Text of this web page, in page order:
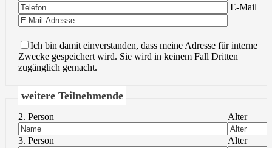
Bitte lasse
E-Mail
Ich bin damit einverstanden, dass meine Adresse für interne
Zwecke gespeichert wird. Sie wird in keinem Fall Dritten
zugänglich gemacht.
weitere Teilnehmende
2. Person Alter
3. Person Alter